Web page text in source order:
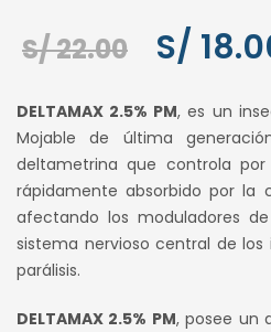
S/22.00
El
original
era:
S/ 22.00.
S/
DELTAMAX 2.5% PM, es un
Mojable de última
deltametrina que controla
rápidamente absorbido por la
afectando los moduladores
sistema nervioso central de
parálisis.
DELTAMAX 2.5% PM, posee un